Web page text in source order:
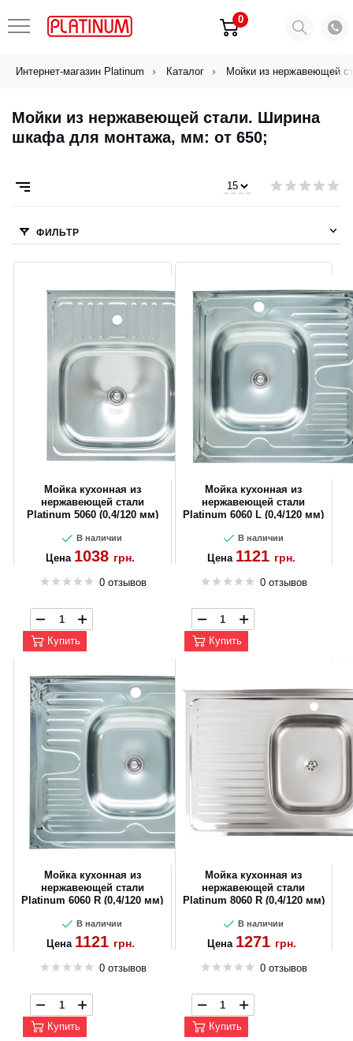
0
Интернет-магазин Platinum Каталог Мойки из нержавеющей
Мойки из нержавеющей стали. Ширина
шкафа для монтажа, мм: от 650;
ФИЛЬТР
Мойка кухонная из
нержавеющей стали
Platinum 5060 (0,4/120 мм)
В наличии
Цена 1038 грн.
0 отзывов
Купить
Мойка кухонная из
нержавеющей стали
Platinum 6060 L (0,4/120 мм)
В наличии
Цена 1121 грн.
0 отзывов
Купить
Мойка кухонная из
нержавеющей стали
Platinum 6060 R (0,4/120 мм)
В наличии
Цена 1121 грн.
0 отзывов
Купить
Мойка кухонная из
нержавеющей стали
Platinum 8060 R (0,4/120 мм)
В наличии
Цена 1271 грн.
0 отзывов
Купить